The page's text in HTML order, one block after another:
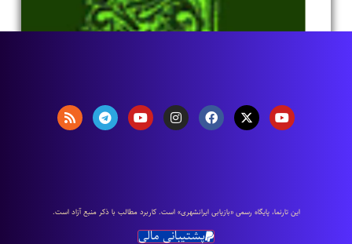
اين تارنما، پایگاه رسمی «بازیابی ایرانشهری» است. كاربرد مطالب با ذكر منبع آزاد است.
پشتیبانی مالی